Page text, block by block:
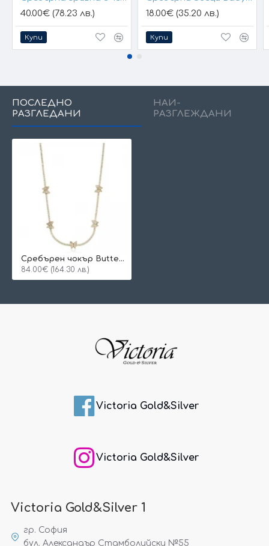
40.00€ (78.23 лв.)
Купи
18.00€ (35.20 лв.)
Купи
ПОСЛЕДНО
РАЗГЛЕДАНИ
НАЙ-
РАЗГЛЕЖДАНИ
Сребърен чокър Butterfly
84.00€ (164.30 лв.)
Victoria Gold&Silver
Victoria Gold&Silver
Victoria Gold&Silver 1
гр. София
бул. Александър Стамболийски №55